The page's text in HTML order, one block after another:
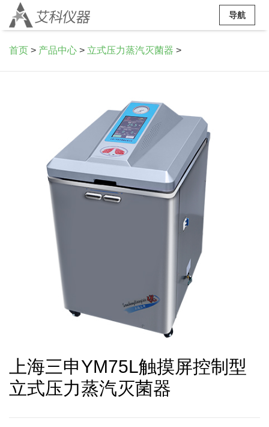
导航
首页 > 产品中心 > 立式压力蒸汽灭菌器 >
上海三申YM75L触摸屏控制型
立式压力蒸汽灭菌器